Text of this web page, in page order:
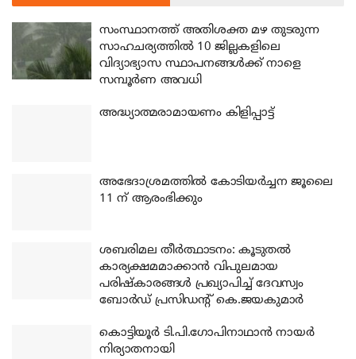
സംസ്ഥാനത്ത് അതിശക്ത മഴ തുടരുന്ന
സാഹചര്യത്തിൽ 10 ജില്ലകളിലെ
വിദ്യാഭ്യാസ സ്ഥാപനങ്ങൾക്ക് നാളെ
സമ്പൂർണ അവധി
അദ്ധ്യാത്മരാമായണം കിളിപ്പാട്ട്
അഭേദാശ്രമത്തില്‍ കോടിയര്‍ച്ചന ജൂലൈ
11 ന് ആരംഭിക്കും
ശബരിമല തീര്‍ത്ഥാടനം: കൂടുതല്‍
കാര്യക്ഷമമാക്കാന്‍ വിപുലമായ
പരിഷ്‌കാരങ്ങള്‍ പ്രഖ്യാപിച്ച് ദേവസ്വം
ബോര്‍ഡ് പ്രസിഡന്റ് കെ.ജയകുമാര്‍
കൊട്ടിയൂര്‍ ടി.പി.ഗോപിനാഥാന്‍ നായര്‍
നിര്യാതനായി